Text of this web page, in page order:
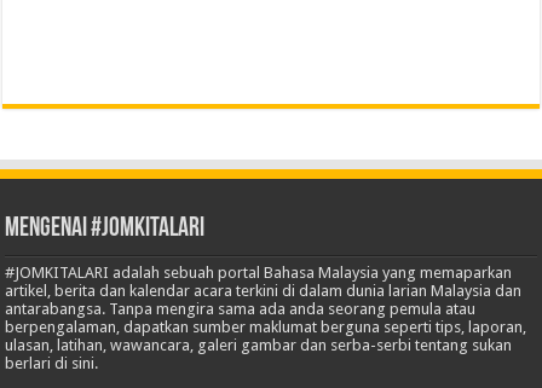
Mengenai #JOMKITALARI
#JOMKITALARI adalah sebuah portal Bahasa Malaysia yang memaparkan
artikel, berita dan kalendar acara terkini di dalam dunia larian Malaysia dan
antarabangsa. Tanpa mengira sama ada anda seorang pemula atau
berpengalaman, dapatkan sumber maklumat berguna seperti tips, laporan,
ulasan, latihan, wawancara, galeri gambar dan serba-serbi tentang sukan
berlari di sini.